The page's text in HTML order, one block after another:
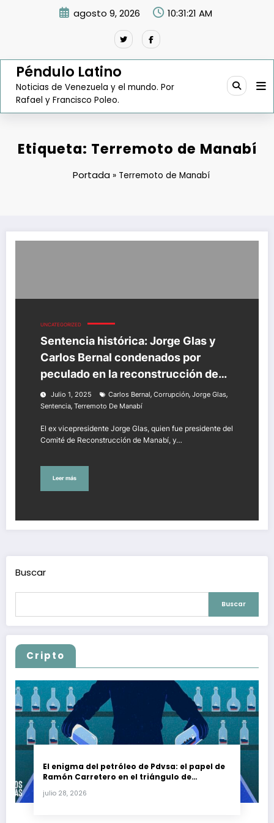
agosto 9, 2026 10:31:22 AM
Péndulo Latino
Noticias de Venezuela y el mundo. Por
Rafael y Francisco Poleo.
Etiqueta: Terremoto de Manabí
Portada» Terremoto de Manabí
UNCATEGORIZED
Sentencia histórica: Jorge Glas y
Carlos Bernal condenados por
peculado en la reconstrucción de
Manabí
Julio 1, 2025 Carlos Bernal, Corrupción, Jorge Glas,
Sentencia, Terremoto De Manabí
El ex vicepresidente Jorge Glas, quien fue presidente del
Comité de Reconstrucción de Manabí, y…
Leer más
Buscar
Buscar
Cripto
El enigma del petróleo de Pdvsa: el papel de
Ramón Carretero en el triángulo de
julio 28, 2026